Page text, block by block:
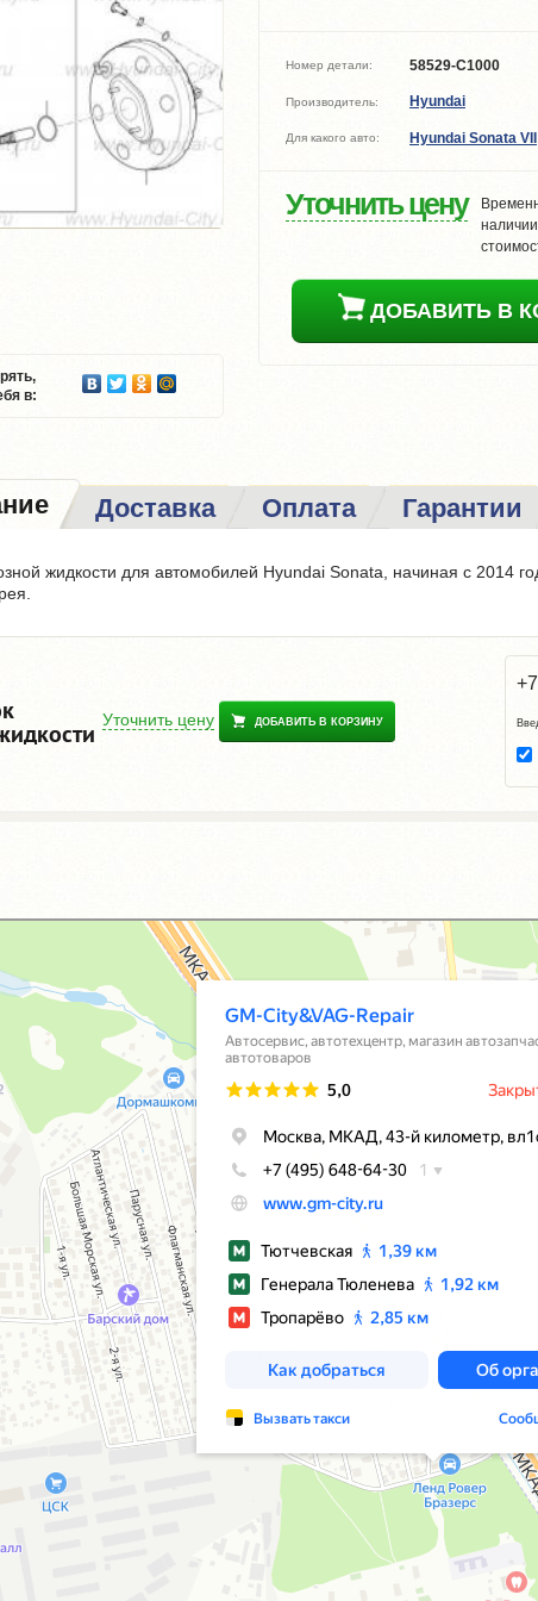
в:
Номер детали: 58529-C1000
Производитель: Hyundai
Для какого авто: Hyundai Sonata VII
Уточнить цену
ДОБАВИТЬ В
Доставка Оплата Гарантии
жидкости для автомобилей Hyundai Sonata, начиная с 2014
Уточнить цену ДОБАВИТЬ В КОРЗИНУ
+7